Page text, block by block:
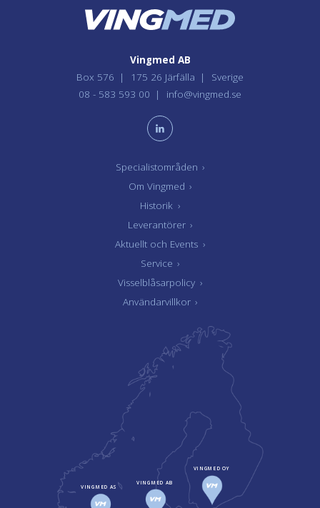
Specialistområden ›
Om Vingmed ›
Historik ›
Leverantörer ›
Aktuellt och Events ›
Service ›
Visselblåsarpolicy ›
Användarvillkor ›
Vingmed AB
Box 576
175 26 Järfälla
Sverige
08 - 583 593 00
info@vingmed.se
VINGMED AS
VINGMED AB
VINGMED OY